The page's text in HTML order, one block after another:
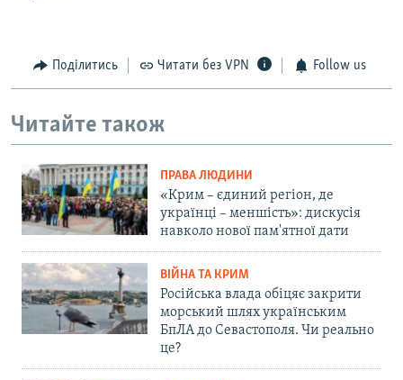
Поділитись Читати без VPN Follow us
Читайте також
ПРАВА ЛЮДИНИ
«Крим – єдиний регіон, де
українці – меншість»: дискусія
навколо нової пам'ятної дати
ВІЙНА ТА КРИМ
Російська влада обіцяє закрити
морський шлях українським
БпЛА до Севастополя. Чи реально
це?